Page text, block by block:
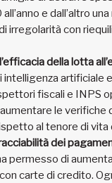
e dall’altro
irregolarità con
della lotta
intelligenza artificiale
fiscali e INPS
le verifiche
al tenore di vita
dei
permesso di
carte di credito.